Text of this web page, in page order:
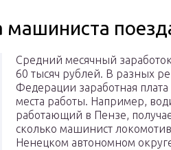
машиниста
Средний месячный
60 тысяч рублей. В разных
Федерации заработная плата
места работы. Например,
работающий в Пензе,
сколько машинист
Ненецком автономном